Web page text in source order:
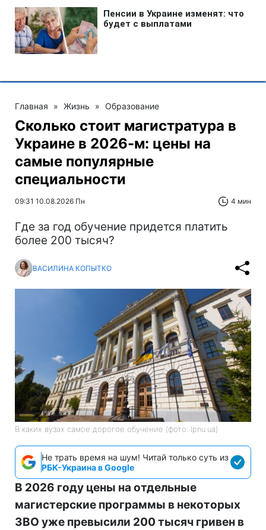
Главная » Жизнь » Образование
Сколько стоит магистратура в
Украине в 2026-м: цены на
самые популярные
специальности
09:31 10.08.2026 Пн 4 мин
Где за год обучение придется платить
более 200 тысяч?
ВАСИЛИНА КОПЫТКО
В каких вузах самое дорогое обучение (фото: lpnu.ua)
Не трать время на шум! Читай только суть из
РБК-Украина в Google
В 2026 году цены на отдельные
магистерские программы в некоторых
ЗВО уже превысили 200 тысяч гривен в